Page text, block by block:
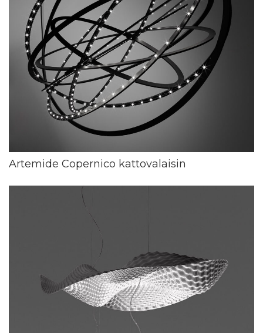
Artemide Copernico kattovalaisin